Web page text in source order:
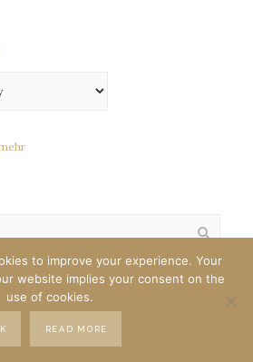
nemacka.com
to improve your experience. Your
website implies your consent on the
use of cookies.
READ MORE